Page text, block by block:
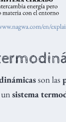
en/
son las
sistema